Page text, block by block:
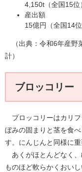
4,150t（全国15位
産出額
15億円（全国14位
（出典：令和6年産野
計）
ブロッコリー
ブロッコリーはカリフ
ぼみの固まりと茎を食
す。にんじんと同様に
あくがほとんどなく、
ものほど軟らかくおい